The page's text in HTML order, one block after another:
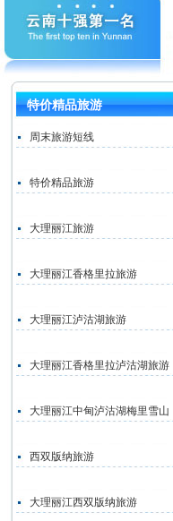
特价精品旅游
周末旅游短线
特价精品旅游
大理丽江旅游
大理丽江香格里拉旅游
大理丽江泸沽湖旅游
大理丽江香格里拉泸沽湖旅游
大理丽江中甸泸沽湖梅里雪山
西双版纳旅游
大理丽江西双版纳旅游